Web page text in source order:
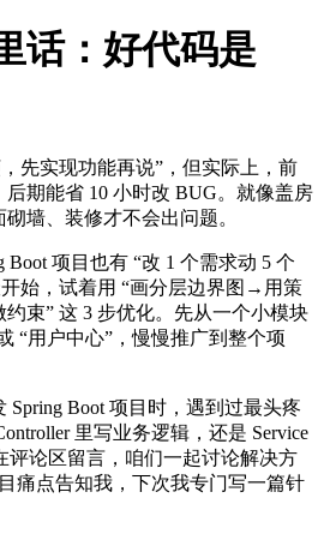
话：好代码是
先实现功能再说”，但实际上，前
期能省 10 小时改 BUG。就像盖房
墙、装修才不会出问题。
Boot 项目也有 “改 1 个需求动 5 个
始，试着用 “画分层边界图→用策
束” 这 3 步优化。先从一个小模块
“用户中心”，慢慢推广到整个项
Spring Boot 项目时，遇到过最头疼
里写业务逻辑，还是 Service
评论区留言，咱们一起讨论解决方
点告知我，下次我专门写一篇针